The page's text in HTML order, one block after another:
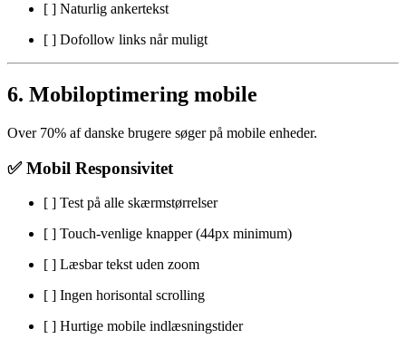
[ ] Naturlig ankertekst
[ ] Dofollow links når muligt
6. Mobiloptimering mobile
Over 70% af danske brugere søger på mobile enheder.
✅ Mobil Responsivitet
[ ] Test på alle skærmstørrelser
[ ] Touch-venlige knapper (44px minimum)
[ ] Læsbar tekst uden zoom
[ ] Ingen horisontal scrolling
[ ] Hurtige mobile indlæsningstider